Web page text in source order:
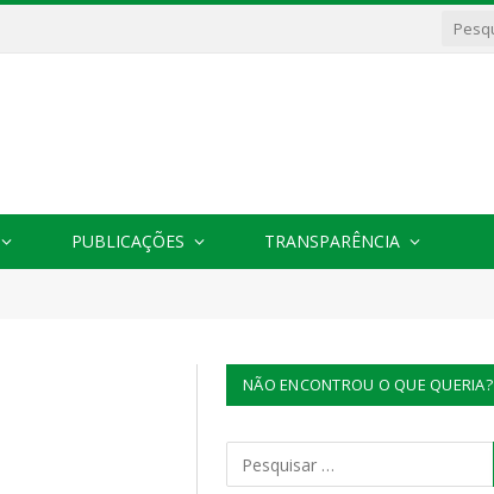
PUBLICAÇÕES TRANSPARÊNCIA
NÃO ENCONTROU O QUE QUERIA?